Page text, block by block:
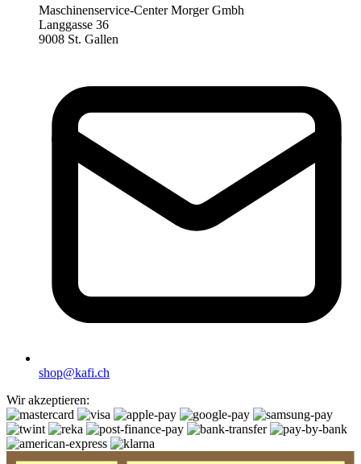
Maschinenservice-Center Morger Gmbh
Langgasse 36
9008 St. Gallen
shop@kafi.ch
Wir akzeptieren: